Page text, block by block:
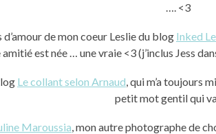
…. <3
de mon coeur Leslie du blog Inked
amitié est née … une vraie <3 (j’inclus Jess
Le collant selon Arnaud, qui m’a toujours
petit mot gentil qui
Maroussia, mon autre photographe de